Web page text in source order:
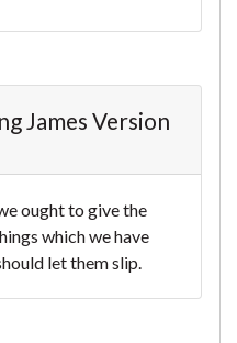
James Version
ought to give the
which we have
let them slip.